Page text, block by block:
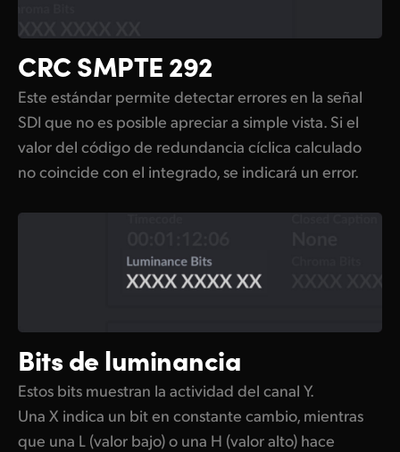
CRC SMPTE 292
Este estándar permite detectar errores en la señal
SDI que no es posible apreciar a simple vista. Si el
valor del código de redundancia cíclica calculado
no coincide con el integrado, se indicará un error.
Bits de luminancia
Estos bits muestran la actividad del canal Y.
Una X indica un bit en constante cambio, mientras
que una L (valor bajo) o una H (valor alto) hace